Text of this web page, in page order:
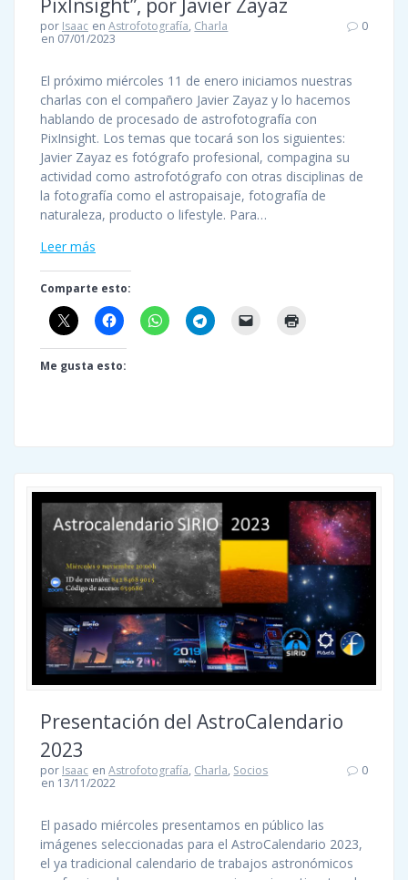
PixInsight”, por Javier Zayaz
por Isaac enAstrofotografía, Charla
en 07/01/2023
0
El próximo miércoles 11 de enero iniciamos nuestras
charlas con el compañero Javier Zayaz y lo hacemos
hablando de procesado de astrofotografía con
PixInsight. Los temas que tocará son los siguientes:
Javier Zayaz es fotógrafo profesional, compagina su
actividad como astrofotógrafo con otras disciplinas de
la fotografía como el astropaisaje, fotografía de
naturaleza, producto o lifestyle. Para…
Leer más
Comparte esto:
Me gusta esto:
Presentación del AstroCalendario
2023
por Isaac enAstrofotografía, Charla, Socios
en 13/11/2022
0
El pasado miércoles presentamos en público las
imágenes seleccionadas para el AstroCalendario 2023,
el ya tradicional calendario de trabajos astronómicos